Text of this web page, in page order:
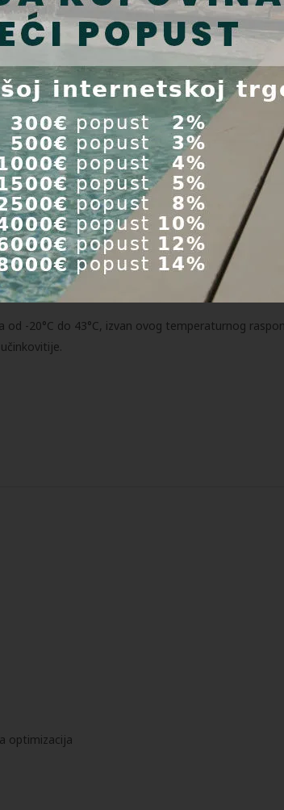
automatizaciju i udobnost u vanjske
jednostavnim, učinkovitim i minimalno ručnim.
kosilice, koji zajedno stvaraju integrirani
čistim i automatiziranim okruženjem.
pratiti razinu vode u bazenu, pokrenuti ili zakazati
čak i pratiti potrošnju energije ili status
prema trenutnim uvjetima - na primjer,
i energiju, a istovremeno povećava udobnost i
-20°C do 43°C, izvan ovog temperaturnog
optimizacija